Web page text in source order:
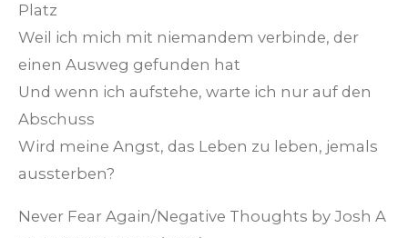
Platz
Weil ich mich mit niemandem verbinde, der
einen Ausweg gefunden hat
Und wenn ich aufstehe, warte ich nur auf den
Abschuss
Wird meine Angst, das Leben zu leben, jemals
aussterben?
Never Fear Again/Negative Thoughts by Josh A